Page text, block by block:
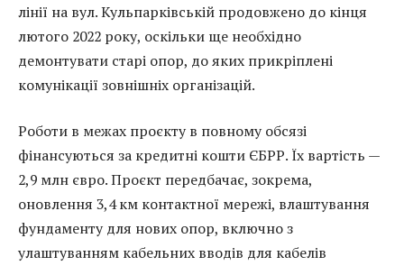
лінії на вул. Кульпарківській продовжено до кінця
лютого 2022 року, оскільки ще необхідно
демонтувати старі опор, до яких прикріплені
комунікації зовнішніх організацій.
Роботи в межах проєкту в повному обсязі
фінансуються за кредитні кошти ЄБРР. Їх вартість —
2,9 млн євро. Проєкт передбачає, зокрема,
оновлення 3,4 км контактної мережі, влаштування
фундаменту для нових опор, включно з
улаштуванням кабельних вводів для кабелів